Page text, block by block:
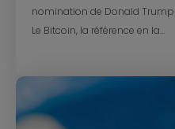
nomination de Donald
Le Bitcoin, la référence en la...